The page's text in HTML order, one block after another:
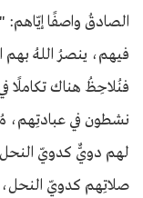
الصادقُ واصفًا إيّاهم:
فيهم، ينصرُ اللهُ بهم
فنُلاحِظُ هناك
نشطون في عبادتِهم،
لهم دويٌّ كدويّ النحل
صلاتِهم كدويّ النحل،